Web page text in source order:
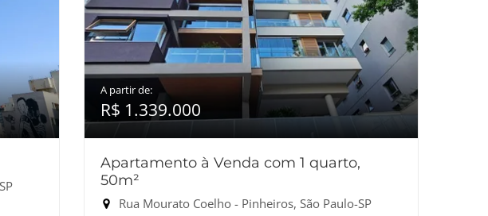
A partir de:
R$ 1.339.000
Apartamento à Venda com 1 quarto,
50m²
Rua Mourato Coelho - Pinheiros, São Paulo-SP